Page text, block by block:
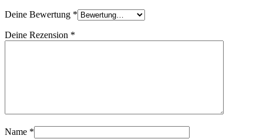
Deine Bewertung *
Deine Rezension *
Name *